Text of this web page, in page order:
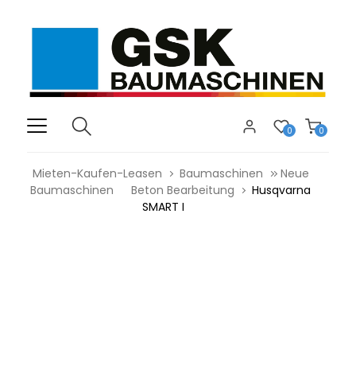
0
0
Mieten-Kaufen-Leasen Baumaschinen
Neue
Baumaschinen
Beton Bearbeitung
Husqvarna
SMART I